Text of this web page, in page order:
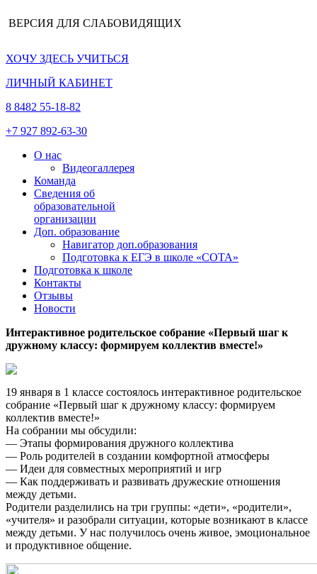
ВЕРСИЯ ДЛЯ СЛАБОВИДЯЩИХ
ХОЧУ ЗДЕСЬ УЧИТЬСЯ
ЛИЧНЫЙ КАБИНЕТ
8 8482 55-18-82
+7 927 892-63-30
О нас
Видеогаллерея
Команда
Сведения об
образовательной
организации
Доп. образование
Навигатор доп.образования
Подготовка к ЕГЭ в школе «СОТА»
Подготовка к школе
Контакты
Отзывы
Новости
Интерактивное родительское собрание «Первый шаг к
дружному классу: формируем коллектив вместе!»
19 января в 1 классе состоялось интерактивное родительское
собрание «Первый шаг к дружному классу: формируем
коллектив вместе!»
На собрании мы обсудили:
— Этапы формирования дружного коллектива
— Роль родителей в создании комфортной атмосферы
— Идеи для совместных мероприятий и игр
— Как поддерживать и развивать дружеские отношения
между детьми.
Родители разделились на три группы: «дети», «родители»,
«учителя» и разобрали ситуации, которые возникают в классе
между детьми. У нас получилось очень живое, эмоциональное
и продуктивное общение.